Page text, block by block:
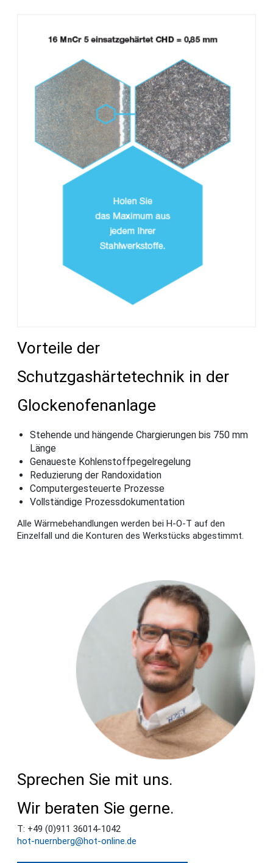
Vorteile der
Schutzgashärtetechnik in der
Glockenofenanlage
Stehende und hängende Chargierungen bis 750 mm
Länge
Genaueste Kohlenstoffpegelregelung
Reduzierung der Randoxidation
Computergesteuerte Prozesse
Vollständige Prozessdokumentation
Alle Wärmebehandlungen werden bei H-O-T auf den
Einzelfall und die Konturen des Werkstücks abgestimmt.
Sprechen Sie mit uns.
Wir beraten Sie gerne.
T: +49 (0)911 36014-1042
hot-nuernberg@hot-online.de